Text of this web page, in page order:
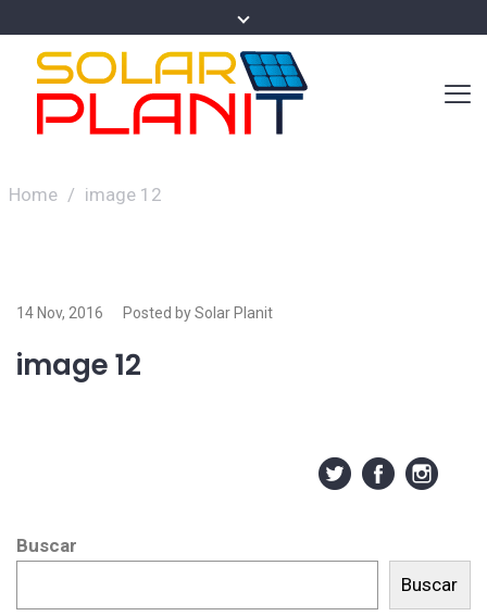
Home / image 12
14 Nov, 2016 Posted by Solar Planit
image 12
Buscar
Buscar